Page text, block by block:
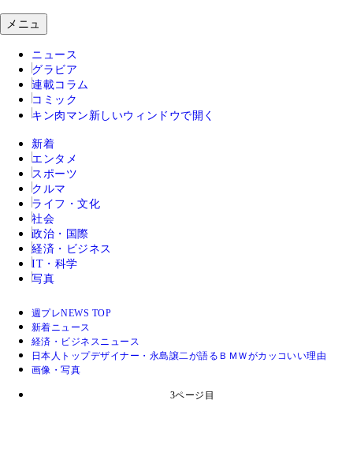
メニュ
ニュース
グラビア
連載コラム
コミック
キン肉マン 新しいウィンドウで開く
新着
エンタメ
スポーツ
クルマ
ライフ・文化
社会
政治・国際
経済・ビジネス
IT・科学
写真
週プレNEWS TOP
新着ニュース
経済・ビジネスニュース
日本人トップデザイナー・永島譲二が語るＢＭＷがカッコいい理由
画像・写真
3ページ目